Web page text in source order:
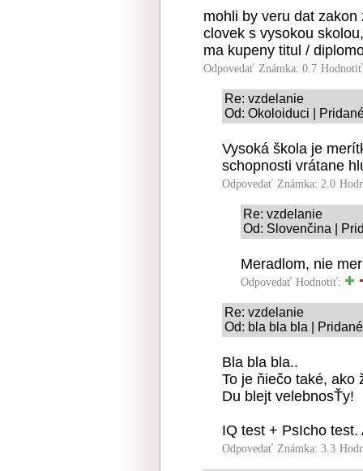
mohli by veru dat
clovek s vysokou
ma kupeny titul /
Odpovedať Známka: 0.7
Re: vzdelanie
Od: Okoloiduci |
Vysoká škola je
schopnosti vrátane
Odpovedať Známka: 2.0
Re: vzdelanie
Od: Slovenčina |
Meradlom, nie
Odpovedať Hodnotiť:
Re: vzdelanie
Od: bla bla bla |
Bla bla bla..
To je ňiečo také, ako
Du blejt velebnosŤy!
IQ test + PsIcho
Odpovedať Známka: 3.3